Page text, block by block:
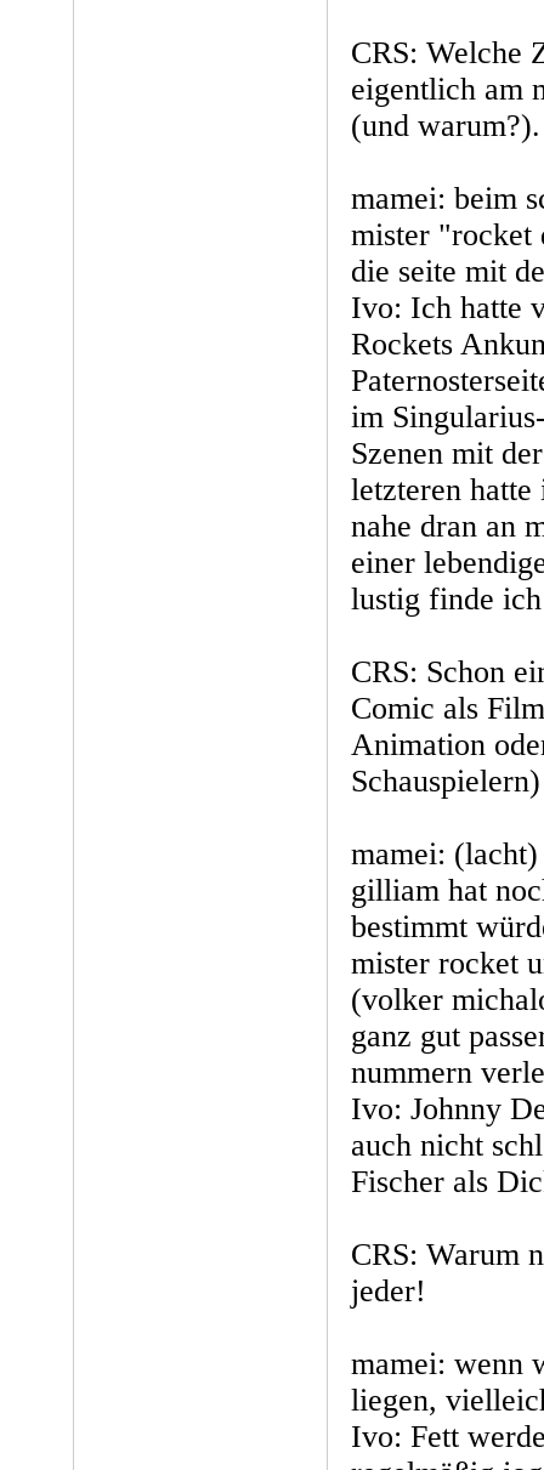
CRS: Welche
eigentlich am
(und warum?).
mamei: beim
mister "rocket
die seite mit
Ivo: Ich hatte
Rockets
im
Szenen mit
letzteren
nahe dran an
einer
lustig finde
CRS: Schon
Comic als
Animation
mamei:
gilliam hat
bestimmt
mister rocket
(volker
ganz gut
nummern
Ivo: Johnny
auch nicht
Fischer als
CRS: Warum
jeder!
mamei: wenn
liegen,
Ivo: Fett